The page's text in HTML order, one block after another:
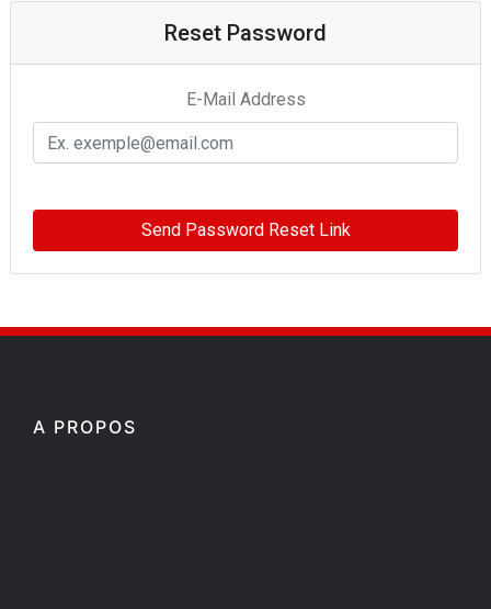
Reset Password
E-Mail Address
Send Password Reset Link
A PROPOS